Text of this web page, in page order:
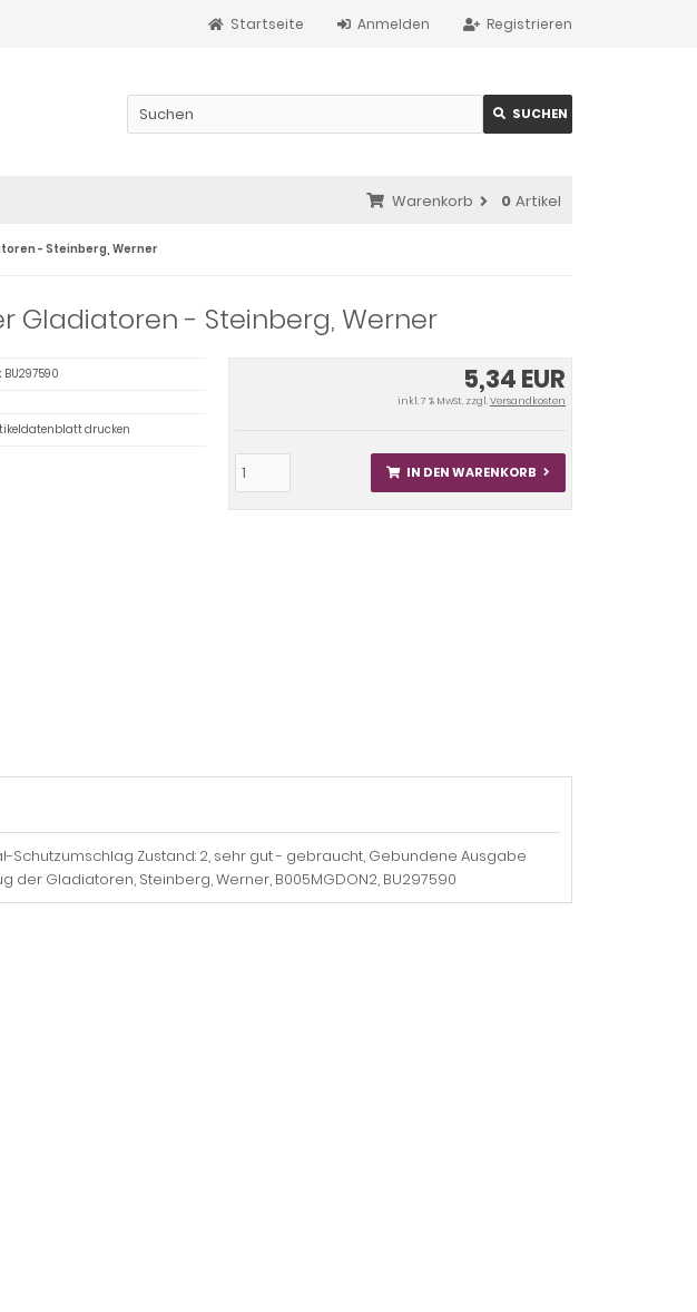
Registrieren
Anmelden
Startseite
SUCHEN
Warenkorb 0 Artikel
- Steinberg, Werner
Gladiatoren - Steinberg, Werner
5,34 EUR
inkl. 7 % MwSt. zzgl.Versandkosten
IN DEN WARENKORB
BU297590
drucken
Zustand: 2, sehr gut - gebraucht, Gebundene Ausgabe
der Gladiatoren, Steinberg, Werner, B005MGDON2, BU297590